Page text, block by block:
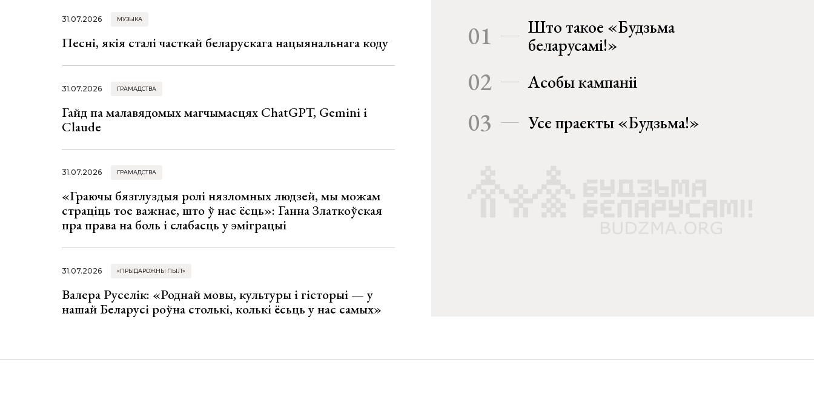
31.07.2026 МУЗЫКА
Песні, якія сталі часткай беларускага нацыянальнага коду
31.07.2026 ГРАМАДСТВА
Гайд па малавядомых магчымасцях ChatGPT, Gemini і
Claude
31.07.2026 ГРАМАДСТВА
«Граючы бязглуздыя ролі нязломных людзей, мы можам
страціць тое важнае, што ў нас ёсць»: Ганна Златкоўская
пра права на боль і слабасць у эміграцыі
31.07.2026 «ПРЫДАРОЖНЫ ПЫЛ»
Валера Руселік: «Роднай мовы, культуры і гісторыі — у
нашай Беларусі роўна столькі, колькі ёсьць у нас самых»
01
Што такое «Будзьма
беларусамі!»
02 Асобы кампаніі
03 Усе праекты «Будзьма!»